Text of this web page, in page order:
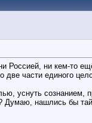
Россией, ни кем-то
части единого
уснуть сознанием,
нашлись бы